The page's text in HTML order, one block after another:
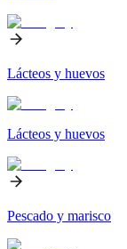
Lácteos y huevos
Lácteos y huevos
Pescado y marisco